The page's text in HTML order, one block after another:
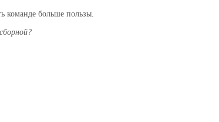
команде больше пользы.